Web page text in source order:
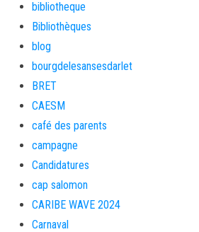
bibliotheque
Bibliothèques
blog
bourgdelesansesdarlet
BRET
CAESM
café des parents
campagne
Candidatures
cap salomon
CARIBE WAVE 2024
Carnaval